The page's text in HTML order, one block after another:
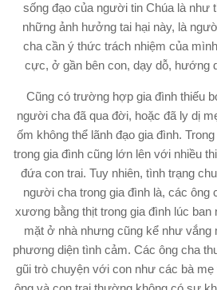
sống đạo của người tin Chúa là như
những ảnh hưởng tai hại này, là
cha cần ý thức trách nhiệm của
cực, ở gần bên con, dạy dỗ, hướng
Cũng có trường hợp gia đình thiếu
người cha đã qua đời, hoặc đã ly dị
ốm không thể lãnh đạo gia đình.
trong gia đình cũng lớn lên với nhiều
đứa con trai. Tuy nhiên, tình trạng
người cha trong gia đình là, các ông
xương bằng thịt trong gia đình lúc ban
mặt ở nhà nhưng cũng kể như vắng
phương diện tình cảm. Các ông cha
gũi trò chuyện với con như các bà